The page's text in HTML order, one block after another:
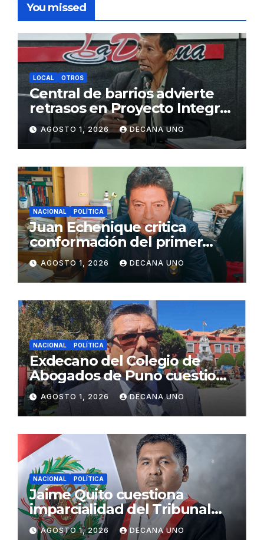
You missed
LOCAL OTROS
Central de barrios advierte
retrasos en Proyecto Integral
de Agua y Alcantarillado para
Juliaca
AGOSTO 1, 2026 DECANA UNO
NACIONAL POLÍTICA
Juan Echenique critica
conformación del primer
gabinete ministerial de Keiko
Fujimori
AGOSTO 1, 2026 DECANA UNO
NACIONAL POLÍTICA
Exdecano del Colegio de
Abogados de Puno cuestiona
propuestas sobre seguridad
ciudadana
AGOSTO 1, 2026 DECANA UNO
NACIONAL POLÍTICA
Jaime Quito cuestiona
imparcialidad del Tribunal
Constitucional tras liberación
AGOSTO 1, 2026 DECANA UNO